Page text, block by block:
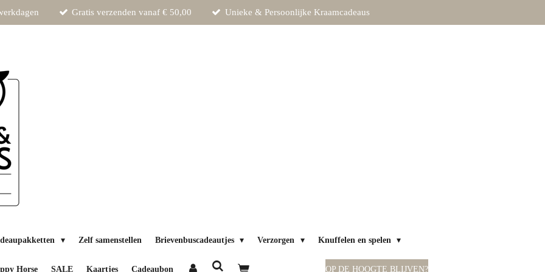
Gratis verzenden vanaf € 50,00 Unieke & Persoonlijke Kraamcadeaus
Zelf samenstellen Brievenbuscadeautjes Verzorgen Knuffelen en spelen
Horse SALE Kaartjes Cadeaubon OP DE HOOGTE BLIJVEN?